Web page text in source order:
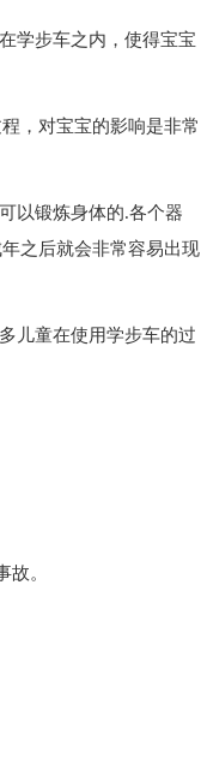
学步车之内，使得宝宝
，对宝宝的影响是非常
以锻炼身体的.各个器
之后就会非常容易出现
儿童在使用学步车的过
。